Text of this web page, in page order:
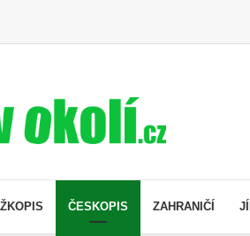
ČESKOPIS ZAHRANIČÍ